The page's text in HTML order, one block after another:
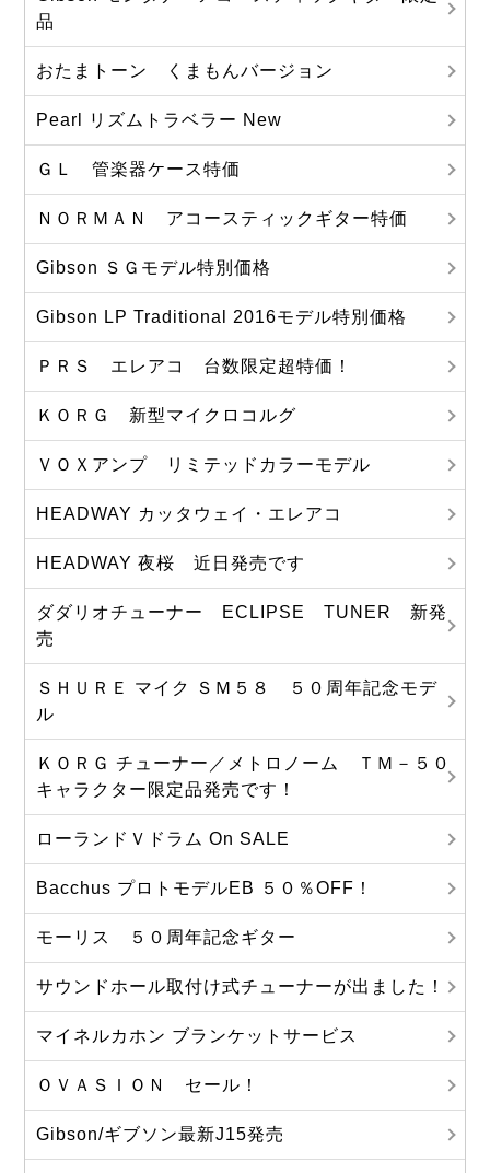
品
おたまトーン くまもんバージョン
Pearl リズムトラベラー New
ＧＬ 管楽器ケース特価
ＮＯＲＭＡＮ アコースティックギター特価
Gibson ＳＧモデル特別価格
Gibson LP Traditional 2016モデル特別価格
ＰＲＳ エレアコ 台数限定超特価！
ＫＯＲＧ 新型マイクロコルグ
ＶＯＸアンプ リミテッドカラーモデル
HEADWAY カッタウェイ・エレアコ
HEADWAY 夜桜 近日発売です
ダダリオチューナー ECLIPSE TUNER 新発
売
ＳＨＵＲＥ マイク ＳＭ５８ ５０周年記念モデ
ル
ＫＯＲＧ チューナー／メトロノーム ＴＭ－５０
キャラクター限定品発売です！
ローランドＶドラム On SALE
Bacchus プロトモデルEB ５０％OFF！
モーリス ５０周年記念ギター
サウンドホール取付け式チューナーが出ました！
マイネルカホン ブランケットサービス
ＯＶＡＳＩＯＮ セール！
Gibson/ギブソン最新J15発売